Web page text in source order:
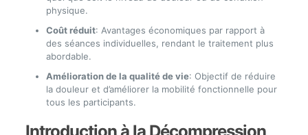
physique.
Coût réduit: Avantages économiques par rapport à
des séances individuelles, rendant le traitement plus
abordable.
Amélioration de la qualité de vie: Objectif de réduire
la douleur et d’améliorer la mobilité fonctionnelle pour
tous les participants.